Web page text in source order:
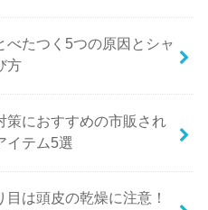
べたつく5つの原因とシャ
方
策におすすめの市販され
イテム5選
目は頭皮の乾燥に注意！